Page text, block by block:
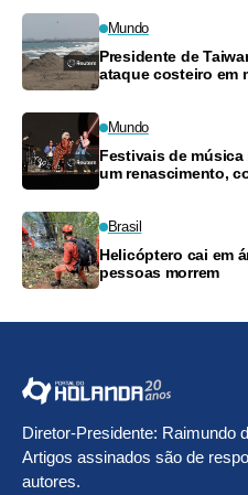
Mundo
Presidente de
ataque costeiro em
Mundo
Festivais de
um renascimento,
Brasil
Helicóptero cai em
pessoas morrem
Diretor-Presidente: Raimundo
Artigos assinados são de
autores.